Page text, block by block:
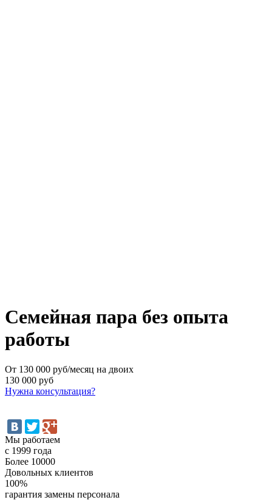
Семейная пара без опыта
работы
От 130 000 руб/месяц на двоих
130 000 руб
Нужна консультация?
Мы работаем
с 1999 года
Более 10000
Довольных клиентов
100%
гарантия замены персонала